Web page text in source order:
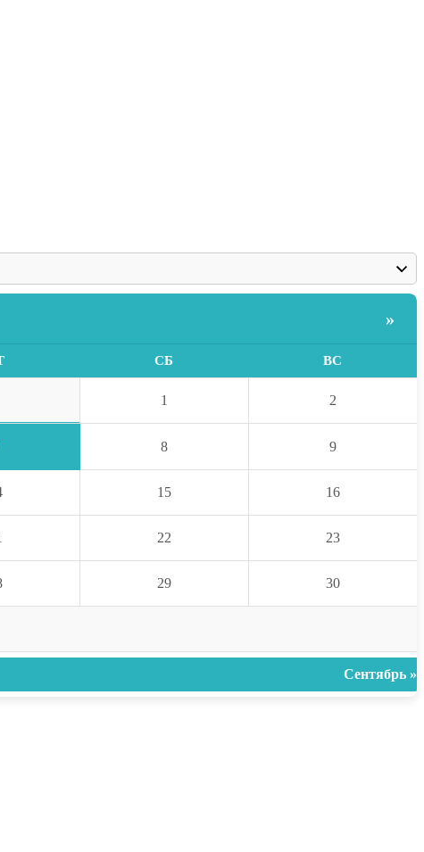
»
СБ ВС
1 2
8 9
15 16
22 23
29 30
Сентябрь »